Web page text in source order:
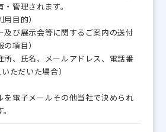
管理されます。
目的）
及び展示会等に関するご案内の送付
項目）
所、氏名、メールアドレス、電話番
ただいた場合）
を電子メールその他当社で決められ